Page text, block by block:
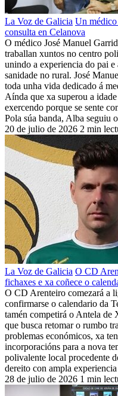
La Voz de Galicia Un médico
consulta en Celanova
O médico José Manuel
traballan xuntos no centro
unindo a experiencia do pai
sanidade no rural. José
toda unha vida dedicado á
Aínda que xa superou a
exercendo porque se sente
Pola súa banda, Alba seguiu
20 de julio de 2026 2 min
La Voz de Galicia O CD
fichaxes e xa coñece o
O CD Arenteiro comezará a
confirmarse o calendario da
tamén competirá o Antela
que busca retomar o rumbo
problemas económicos, xa
incorporacións para a nova
polivalente local procedente
dereito con ampla
28 de julio de 2026 1 min